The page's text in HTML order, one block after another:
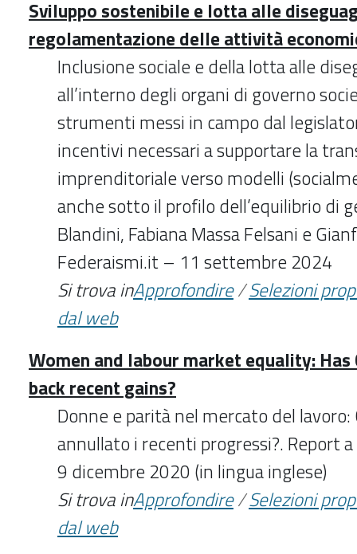
Sviluppo sostenibile e lotta alle
regolamentazione delle attività
Inclusione sociale e della lotta alle
all’interno degli organi di governo
strumenti messi in campo dal
incentivi necessari a supportare la
imprenditoriale verso modelli
anche sotto il profilo dell’equilibrio di
Blandini, Fabiana Massa Felsani e
Federaismi.it – 11 settembre 2024
Si trova inApprofondire/Selezioni
dal web
Women and labour market equality: Has
back recent gains?
Donne e parità nel mercato del lavoro:
annullato i recenti progressi?. Report
9 dicembre 2020 (in lingua inglese)
Si trova inApprofondire/Selezioni
dal web